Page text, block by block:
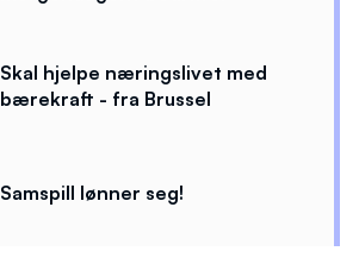
Skal hjelpe næringslivet med
bærekraft - fra Brussel
Samspill lønner seg!